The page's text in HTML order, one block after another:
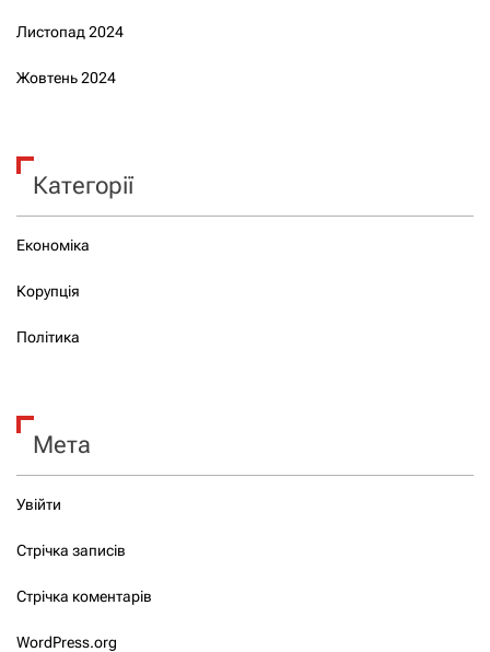
Листопад 2024
Жовтень 2024
Категорії
Економіка
Корупція
Політика
Мета
Увійти
Стрічка записів
Стрічка коментарів
WordPress.org